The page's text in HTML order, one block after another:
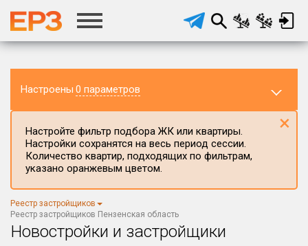
Настроены 0 параметров
Регион ЖК
Пензенская область
Район в регионе
Настройте фильтр подбора ЖК или квартиры.
Настройки сохранятся на весь период сессии.
Количество квартир, подходящих по фильтрам,
указано оранжевым цветом.
×
Реестр застройщиков
Реестр застройщиков Пензенская область
Новостройки и застройщики